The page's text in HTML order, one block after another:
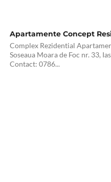
Apartamente Concept
Complex Rezidential
Soseaua Moara de Foc nr. 33,
Contact: 0786...